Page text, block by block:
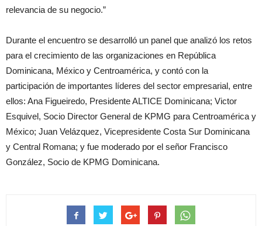
relevancia de su negocio.”
Durante el encuentro se desarrolló un panel que analizó los retos
para el crecimiento de las organizaciones en República
Dominicana, México y Centroamérica, y contó con la
participación de importantes líderes del sector empresarial, entre
ellos: Ana Figueiredo, Presidente ALTICE Dominicana; Victor
Esquivel, Socio Director General de KPMG para Centroamérica y
México; Juan Velázquez, Vicepresidente Costa Sur Dominicana
y Central Romana; y fue moderado por el señor Francisco
González, Socio de KPMG Dominicana.